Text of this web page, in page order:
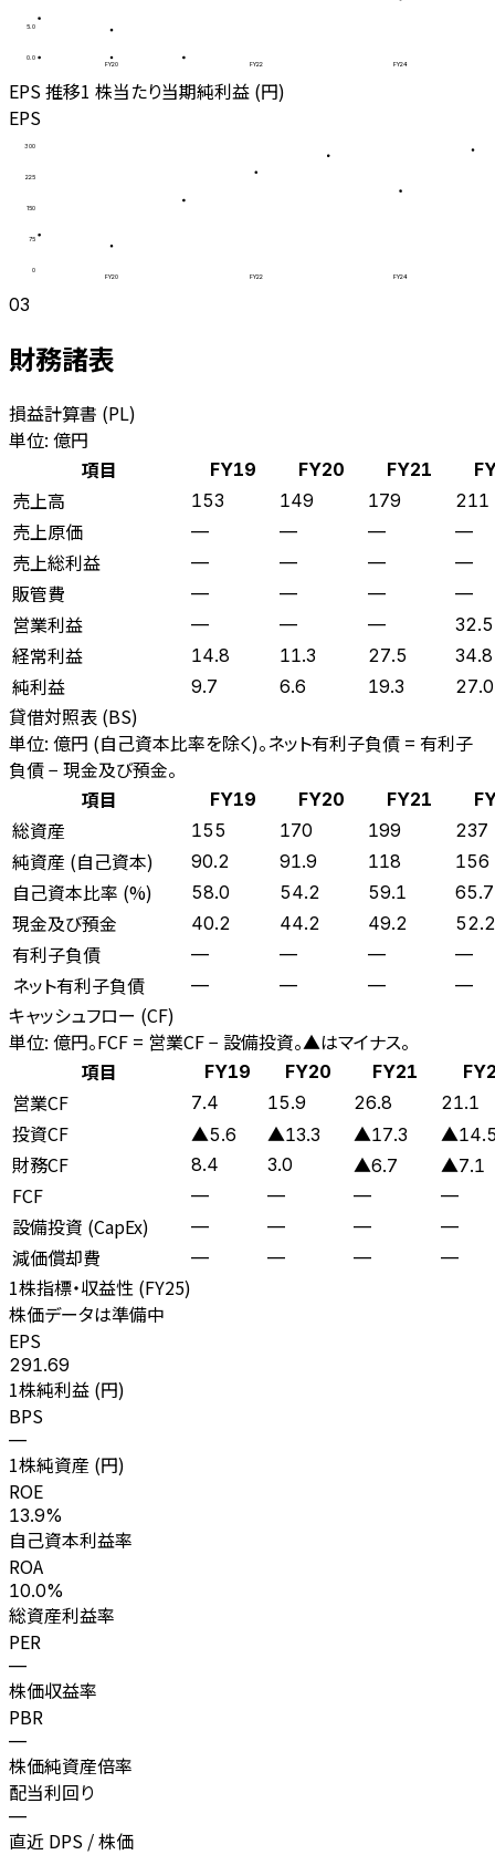
0.0
5.0
FY20 FY22 FY24
EPS 推移1 株当たり当期純利益 (円)
EPS
0
75
150
225
300
FY20 FY22 FY24
03
財務諸表
損益計算書 (PL)
単位: 億円
項目
FY19 FY20 FY21
売上高 153 149 179 211
売上原価 — — — —
売上総利益 — — — —
販管費 — — — —
営業利益 — — — 32.5
経常利益 14.8 11.3 27.5 34.8
純利益 9.7 6.6 19.3 27.0
貸借対照表 (BS)
単位: 億円 (自己資本比率を除く)。ネット有利子負債 = 有利子
負債 − 現金及び預金。
項目
FY19 FY20 FY21
総資産 155 170 199 237
純資産 (自己資本) 90.2 91.9 118 156
自己資本比率 (%) 58.0 54.2 59.1 65.7
現金及び預金 40.2 44.2 49.2 52.2
有利子負債 — — — —
ネット有利子負債 — — — —
キャッシュフロー (CF)
単位: 億円。FCF = 営業CF − 設備投資。▲はマイナス。
項目
FY19 FY20 FY21
営業CF 7.4 15.9 26.8 21.1
投資CF ▲5.6 ▲13.3 ▲17.3
財務CF 8.4 3.0 ▲6.7 ▲7.1
FCF — — — —
設備投資 (CapEx) — — — —
減価償却費 — — — —
1株指標・収益性 (FY25)
株価データは準備中
EPS
291.69
1株純利益 (円)
BPS
—
1株純資産 (円)
ROE
13.9%
自己資本利益率
ROA
10.0%
総資産利益率
PER
—
株価収益率
PBR
—
株価純資産倍率
配当利回り
—
直近 DPS / 株価